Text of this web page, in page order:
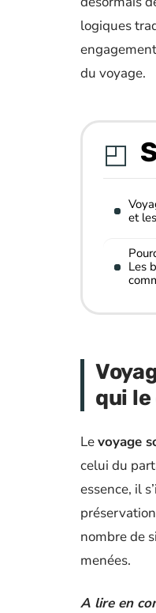
logiques
du voyage.
et
Les
qui
Levoyage
celui du
essence, il
nombre de
menées.
A lire en